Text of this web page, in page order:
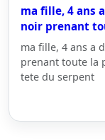
ma fille, 4 ans
noir prenant
ma fille, 4 ans a
prenant toute la
tete du serpent